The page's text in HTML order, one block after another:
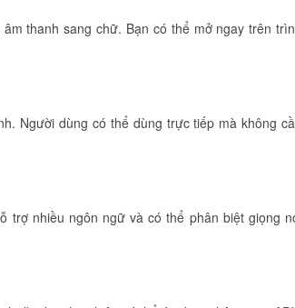
thanh sang chữ. Bạn có thể mở ngay trên
Người dùng có thể dùng trực tiếp mà không
trợ nhiều ngôn ngữ và có thể phân biệt giọng